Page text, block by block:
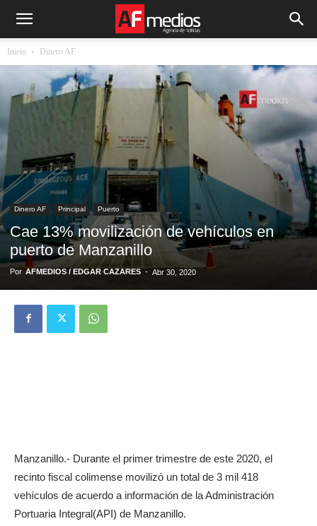
Inicio Dinero AF
Dinero AF Principal Puerto
Cae 13% movilización de vehículos en
puerto de Manzanillo
Por AFMEDIOS / EDGAR CAZARES - Abr 30, 2020
Manzanillo.- Durante el primer trimestre de este 2020, el
recinto fiscal colimense movilizó un total de 3 mil 418
vehículos de acuerdo a información de la Administración
Portuaria Integral(API) de Manzanillo.